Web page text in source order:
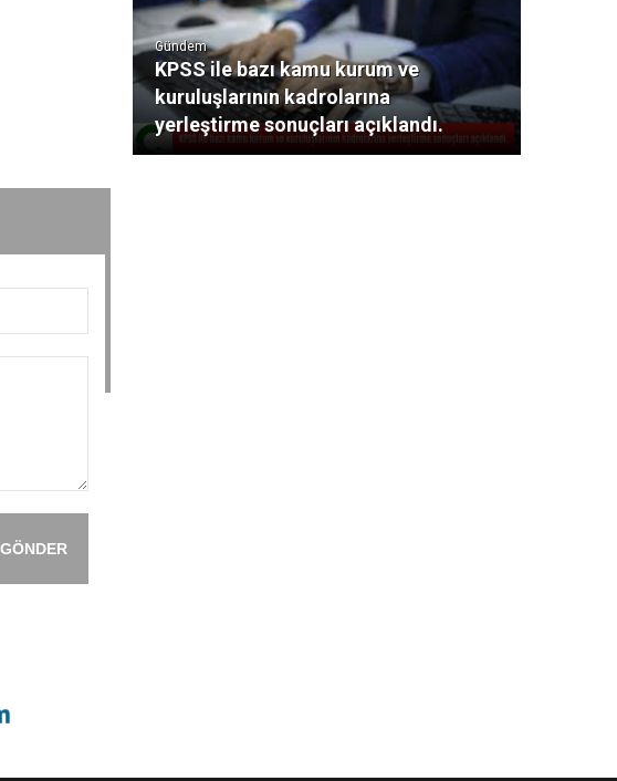
GÖNDER
Gündem
KPSS ile bazı kamu kurum ve
kuruluşlarının kadrolarına
yerleştirme sonuçları açıklandı.